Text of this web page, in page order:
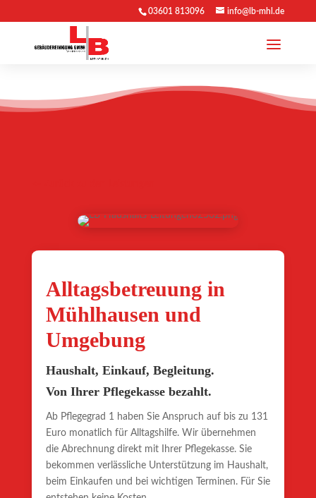
03601 813096 info@lb-mhl.de
Alltagsbetreuung in
Mühlhausen und
Umgebung
Haushalt, Einkauf, Begleitung.
Von Ihrer Pflegekasse bezahlt.
Ab Pflegegrad 1 haben Sie Anspruch auf bis zu 131
Euro monatlich für Alltagshilfe. Wir übernehmen
die Abrechnung direkt mit Ihrer Pflegekasse. Sie
bekommen verlässliche Unterstützung im Haushalt,
beim Einkaufen und bei wichtigen Terminen. Für Sie